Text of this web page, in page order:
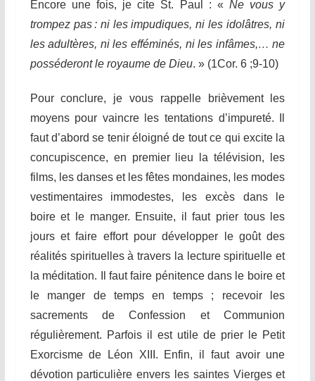
Encore une fois, je cite St. Paul : « Ne vous y
trompez pas : ni les impudiques, ni les idolâtres, ni
les adultères, ni les efféminés, ni les infâmes,… ne
posséderont le royaume de Dieu. » (1Cor. 6 ;9-10)
Pour conclure, je vous rappelle brièvement les
moyens pour vaincre les tentations d’impureté. Il
faut d’abord se tenir éloigné de tout ce qui excite la
concupiscence, en premier lieu la télévision, les
films, les danses et les fêtes mondaines, les modes
vestimentaires immodestes, les excès dans le
boire et le manger. Ensuite, il faut prier tous les
jourset faire effort pour développer le goût des
réalités spirituelles à travers la lecture spirituelle et
la méditation. Il faut faire pénitence dans le boire et
le manger de temps en temps ; recevoir les
sacrements de Confession et Communion
régulièrement. Parfois il est utile de prier le Petit
Exorcisme de Léon XIII. Enfin, il faut avoir une
dévotion particulière envers les saintes Vierges et